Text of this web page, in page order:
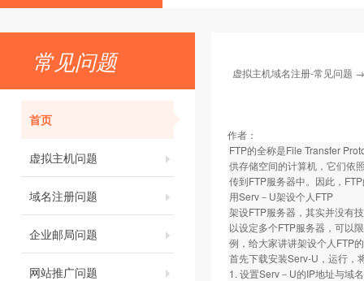
常见问题
首页
虚拟主机问题
域名注册问题
企业邮局问题
网站推广问题
虚拟主机域名注册-常见问题
作者：
FTP的全称是File Transfer
供存储空间的计算机，它们依
传到FTP服务器中。因此，
用Serv－U架设个人FTP
架设FTP服务器，其实并没有
以设定多个FTP服务器，可以
例，给大家讲讲架设个人FTP
首先下载安装Serv-U，运行，
1. 设置Serv－U的IP地址与域名